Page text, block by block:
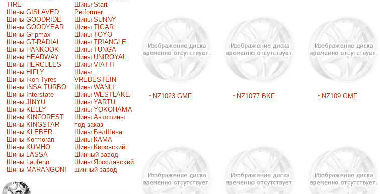
TIRE
Шины GISLAVED
Шины GOODRIDE
Шины GOODYEAR
Шины Gripmax
Шины GT-RADIAL
Шины HANKOOK
Шины HEADWAY
Шины HERCULES
Шины HIFLY
Шины Ikon Tyres
Шины INSA TURBO
Шины Interstate
Шины JINYU
Шины KELLY
Шины KINFOREST
Шины KINGSTAR
Шины KLEBER
Шины Kormoran
Шины KUMHO
Шины LASSA
Шины Laufenn
Шины MARANGONI
Шины Start
Performer
Шины SUNNY
Шины TIGAR
Шины TOYO
Шины TRIANGLE
Шины TUNGA
Шины UNIROYAL
Шины VIATTI
Шины
VREDESTEIN
Шины WANLI
Шины WESTLAKE
Шины YARTU
Шины YOKOHAMA
Шины Автошины
под заказ
Шины БелШина
Шины КАМА
Шины Кировский
Шинный завод
Шины Ярославский
шинный завод
~NZ1023 GMF ~NZ1077 BKF ~NZ109 GMF